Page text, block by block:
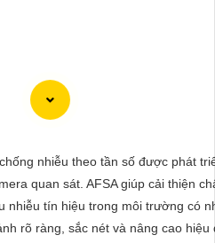
việc mua Camera Kbvision với
nét, bạn có thể sử dụng mẫu sau
Kbvision - thương hiệu uy tín với
cậy cao. Đừng để bất kỳ sự cố nào
Hãy đầu tư vào Camera
nhiễu theo tần số được phát
quan sát. AFSA giúp cải thiện
nhiễu tín hiệu trong môi trường có
rõ ràng, sắc nét và nâng cao hiệu